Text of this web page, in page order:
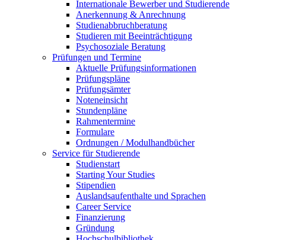
Internationale Bewerber und Studierende
Anerkennung & Anrechnung
Studienabbruchberatung
Studieren mit Beeinträchtigung
Psychosoziale Beratung
Prüfungen und Termine
Aktuelle Prüfungsinformationen
Prüfungspläne
Prüfungsämter
Noteneinsicht
Stundenpläne
Rahmentermine
Formulare
Ordnungen / Modulhandbücher
Service für Studierende
Studienstart
Starting Your Studies
Stipendien
Auslandsaufenthalte und Sprachen
Career Service
Finanzierung
Gründung